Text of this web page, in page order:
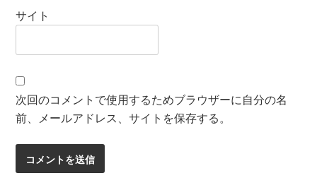
サイト
次回のコメントで使用するためブラウザーに自分の名
前、メールアドレス、サイトを保存する。